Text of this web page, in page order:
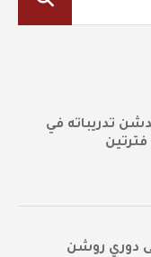
21 عامًا يدشن تدريباته في
دوري روشن